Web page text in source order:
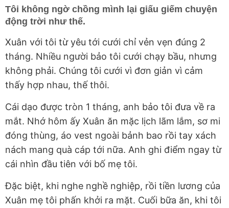
Tôi không ngờ chồng mình lại giấu giếm chuyện
động trời như thế.
Xuân với tôi từ yêu tới cưới chỉ vẻn vẹn đúng 2
tháng. Nhiều người bảo tôi cưới chạy bầu, nhưng
không phải. Chúng tôi cưới vì đơn giản vì cảm
thấy hợp nhau, thế thôi.
Cái dạo được tròn 1 tháng, anh bảo tôi đưa về ra
mắt. Nhớ hôm ấy Xuân ăn mặc lịch lãm lắm, sơ mi
đóng thùng, áo vest ngoài bảnh bao rồi tay xách
nách mang quà cáp tới nữa. Anh ghi điểm ngay từ
cái nhìn đầu tiên với bố mẹ tôi.
Đặc biệt, khi nghe nghề nghiệp, rồi tiền lương của
Xuân mẹ tôi phấn khởi ra mặt. Cuối bữa ăn, khi tôi